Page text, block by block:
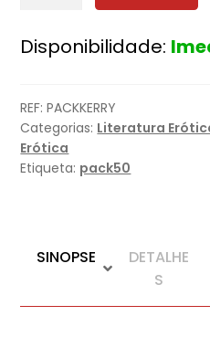
Beth
Disponibilidade:
REF:PACKKERRY
Categorias: Literatura
Erótica
Etiqueta: pack50
SINOPSE
DETALHE
S